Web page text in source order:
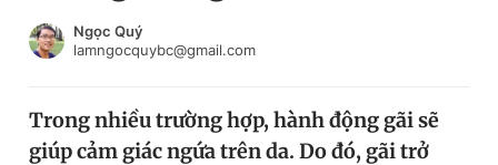
Chuyên mục khác
Tin thị trường Tin 360
Tin đã xem
Đăng xuất
Ngọc Quý
lamngocquybc@gmail.com
Trong nhiều trường hợp, hành động gãi sẽ
giúp cảm giác ngứa trên da. Do đó, gãi trở